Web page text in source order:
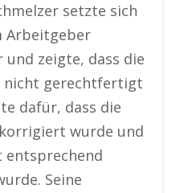
setzte sich
Arbeitgeber
und zeigte, dass die
nicht gerechtfertigt
dafür, dass die
wurde und
entsprechend
Seine